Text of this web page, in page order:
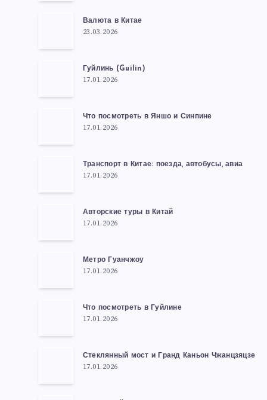
Валюта в Китае
23.03.2026
Гуйлинь (Guilin)
17.01.2026
Что посмотреть в Яншо и Синпине
17.01.2026
Транспорт в Китае: поезда, автобусы, авиа
17.01.2026
Авторские туры в Китай
17.01.2026
Метро Гуанчжоу
17.01.2026
Что посмотреть в Гуйлине
17.01.2026
Стеклянный мост и Гранд Каньон Чжанцзяцзе
17.01.2026